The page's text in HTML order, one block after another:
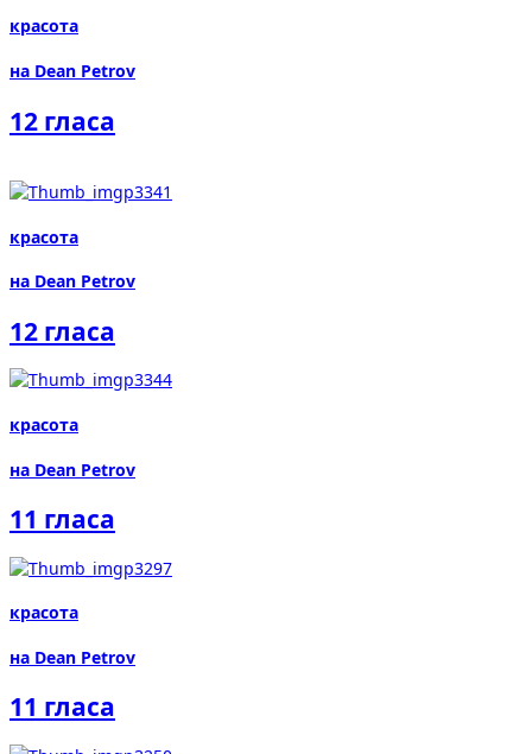
красота
на Dean Petrov
12 гласа
красота
на Dean Petrov
12 гласа
красота
на Dean Petrov
11 гласа
красота
на Dean Petrov
11 гласа